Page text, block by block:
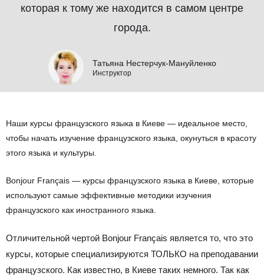
которая к тому же находится в самом центре
города.
Татьяна Нестерчук-Мануйленко
Инструктор
Наши курсы французского языка в Киеве — идеальное место,
чтобы начать изучение французского языка, окунуться в красоту
этого языка и культуры.
Bonjour Français — курсы французского языка в Киеве, которые
используют самые эффективные методики изучения
французского как иностранного языка.
Отличительной чертой Bonjour Français является то, что это
курсы, которые специализируются ТОЛЬКО на преподавании
французского. Как известно, в Киеве таких немного. Так как